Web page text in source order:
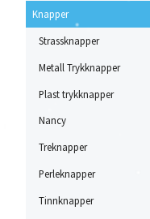
Knapper
Strassknapper
Metall Trykknapper
Plast trykknapper
Nancy
Treknapper
Perleknapper
Tinnknapper